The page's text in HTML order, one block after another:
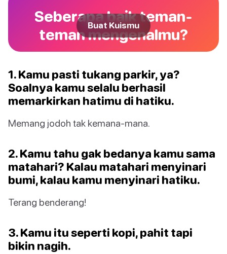
Seberapa baik teman-
teman mengenalmu?
Buat Kuismu
1. Kamu pasti tukang parkir, ya?
Soalnya kamu selalu berhasil
memarkirkan hatimu di hatiku.
Memang jodoh tak kemana-mana.
2. Kamu tahu gak bedanya kamu sama
matahari? Kalau matahari menyinari
bumi, kalau kamu menyinari hatiku.
Terang benderang!
3. Kamu itu seperti kopi, pahit tapi
bikin nagih.